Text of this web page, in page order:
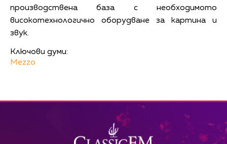
производствена база с необходимото
високотехнологично оборудване за картина и
звук.
Ключови думи:
Mezzo